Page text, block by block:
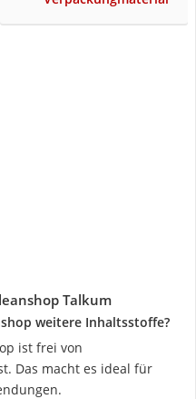
Talkum
weitere Inhaltsstoffe?
ist frei von
Das macht es ideal für